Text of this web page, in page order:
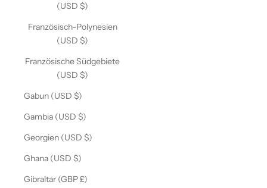
(USD $)
Französisch-Polynesien
(USD $)
Französische Südgebiete
(USD $)
Gabun (USD $)
Gambia (USD $)
Georgien (USD $)
Ghana (USD $)
Gibraltar (GBP £)